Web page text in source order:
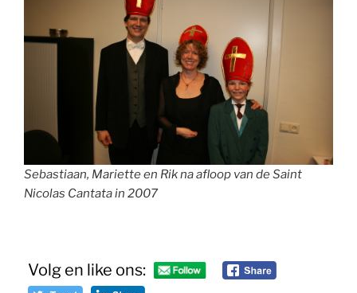
Sebastiaan, Mariette en Rik na afloop van de Saint
Nicolas Cantata in 2007
Volg en like ons: